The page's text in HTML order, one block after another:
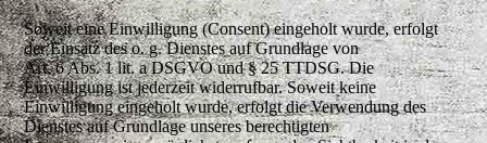
Soweit eine Einwilligung (Consent) eingeholt wurde, erfolgt
der Einsatz des o. g. Dienstes auf Grundlage von
Art. 6 Abs. 1 lit. a DSGVO und § 25 TTDSG. Die
Einwilligung ist jederzeit widerrufbar. Soweit keine
Einwilligung eingeholt wurde, erfolgt die Verwendung des
Dienstes auf Grundlage unseres berechtigten